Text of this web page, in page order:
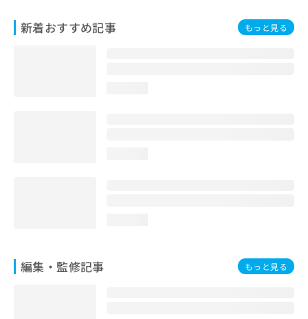
新着おすすめ記事 もっと見る
編集・監修記事 もっと見る
問
い